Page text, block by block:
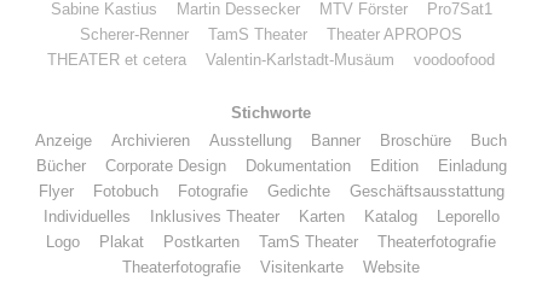
Sabine Kastius
Martin Dessecker MTV Förster
Pro7Sat1
Scherer-Renner
TamS Theater
Theater APROPOS
THEATER et cetera
Valentin-Karlstadt-Musäum voodoofood
Stichworte
Anzeige
Archivieren Ausstellung Banner Broschüre
Buch
Bücher
Corporate Design Dokumentation Edition
Einladung
Flyer
Fotobuch Fotografie Gedichte
Geschäftsausstattung
Individuelles
Inklusives Theater Karten Katalog
Leporello
Logo
Plakat Postkarten TamS Theater
Theaterfotografie
Theaterfotografie
Visitenkarte Website